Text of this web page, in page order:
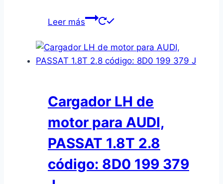
Leer más
Cargador LH de
motor para AUDI,
PASSAT 1.8T 2.8
código: 8D0 199 379